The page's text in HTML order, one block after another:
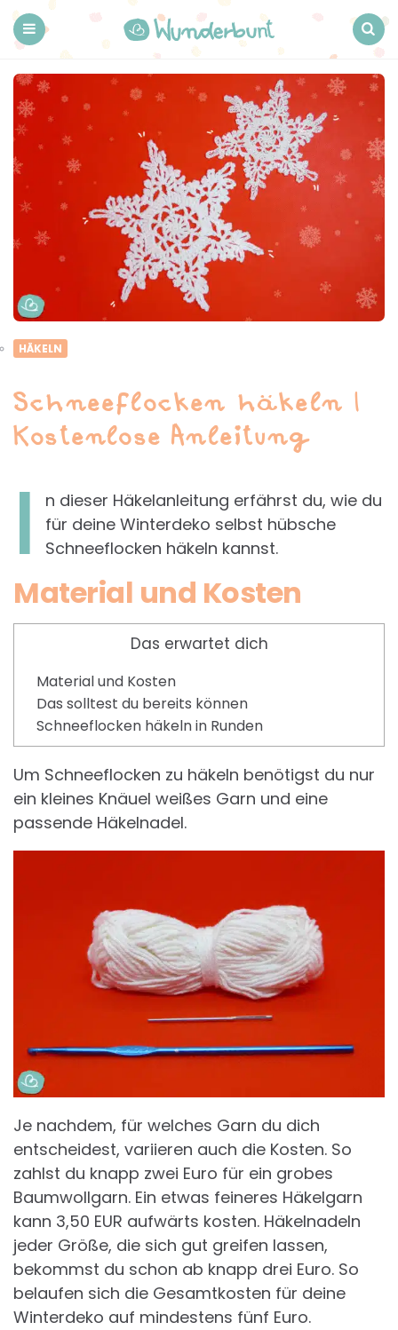
HÄKELN
Schneeflocken häkeln |
Kostenlose Anleitung
I
n dieser Häkelanleitung erfährst du, wie du
für deine Winterdeko selbst hübsche
Schneeflocken häkeln kannst.
Material und Kosten
Das erwartet dich
Material und Kosten
Das solltest du bereits können
Schneeflocken häkeln in Runden
Um Schneeflocken zu häkeln benötigst du nur
ein kleines Knäuel weißes Garn und eine
passende Häkelnadel.
Je nachdem, für welches Garn du dich
entscheidest, variieren auch die Kosten. So
zahlst du knapp zwei Euro für ein grobes
Baumwollgarn. Ein etwas feineres Häkelgarn
kann 3,50 EUR aufwärts kosten. Häkelnadeln
jeder Größe, die sich gut greifen lassen,
bekommst du schon ab knapp drei Euro. So
belaufen sich die Gesamtkosten für deine
Winterdeko auf mindestens fünf Euro.